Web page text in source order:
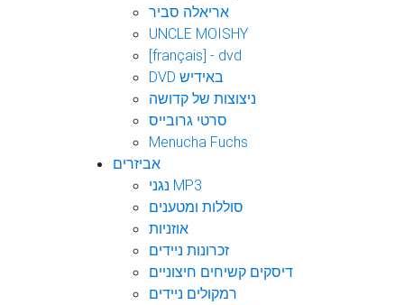
אריאלה סביר
UNCLE MOISHY
[français] - dvd
DVD באידיש
ניצוצות של קדושה
סרטי גרובייס
Menucha Fuchs
אביזרים
נגני MP3
סוללות ומטענים
אוזניות
זכרונות ניידים
דיסקים קשיחים חיצוניים
רמקולים ניידים